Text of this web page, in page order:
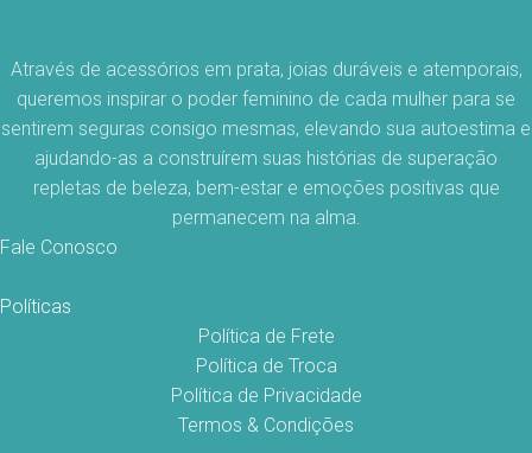
Através de acessórios em prata, joias duráveis e atemporais,
queremos inspirar o poder feminino de cada mulher para se
sentirem seguras consigo mesmas, elevando sua autoestima e
ajudando-as a construírem suas histórias de superação
repletas de beleza, bem-estar e emoções positivas que
permanecem na alma.
Fale Conosco
Políticas
Política de Frete
Política de Troca
Política de Privacidade
Termos & Condições